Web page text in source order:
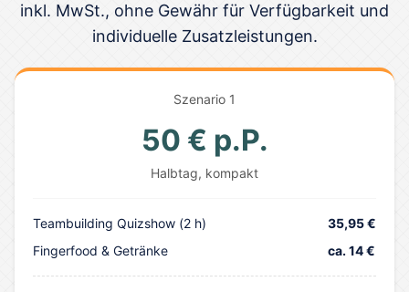
inkl. MwSt., ohne Gewähr für Verfügbarkeit und
individuelle Zusatzleistungen.
Szenario 1
50 € p.P.
Halbtag, kompakt
Teambuilding Quizshow (2 h)
35,95 €
Fingerfood & Getränke
ca. 14 €